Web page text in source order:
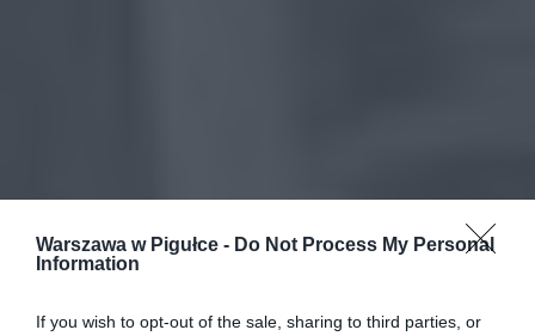
Warszawa w Pigułce - Do Not Process My Personal
Information
If you wish to opt-out of the sale, sharing to third parties, or